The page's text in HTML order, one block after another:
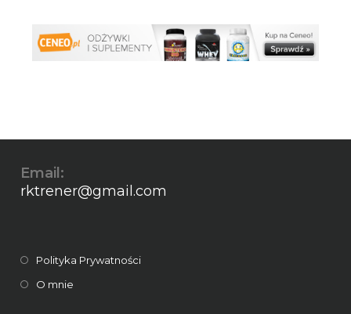
Email:
rktrener@gmail.com
Polityka Prywatności
O mnie